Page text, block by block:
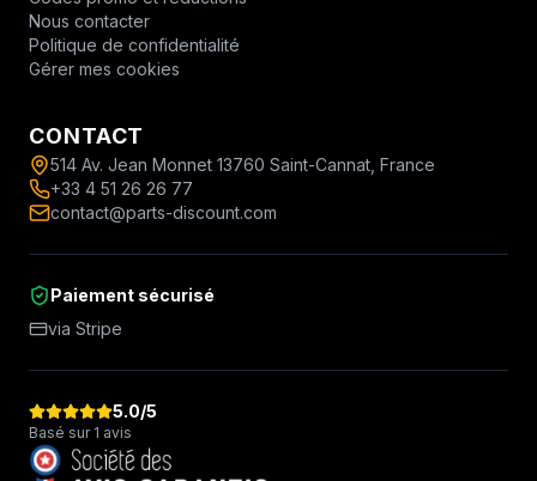
Nous contacter
Politique de confidentialité
Gérer mes cookies
CONTACT
514 Av. Jean Monnet 13760 Saint-Cannat, France
+33 4 51 26 26 77
contact@parts-discount.com
Paiement sécurisé
via Stripe
5.0/5
Basé sur 1 avis